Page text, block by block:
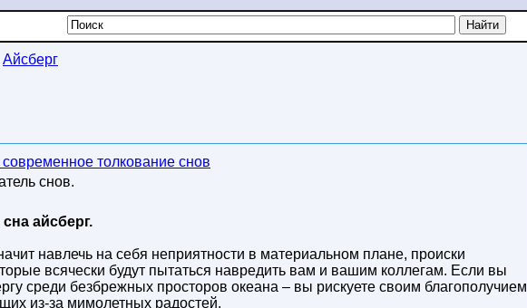
Айсберг
толкование снов
снов.
айсберг.
навлечь на себя неприятности в материальном плане, происки
всячески будут пытаться навредить вам и вашим коллегам. Если вы
среди безбрежных просторов океана – вы рискуете своим благополучием
из-за мимолетных радостей.